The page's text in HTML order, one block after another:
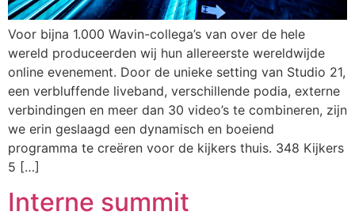
Voor bijna 1.000 Wavin-collega’s van over de hele
wereld produceerden wij hun allereerste wereldwijde
online evenement. Door de unieke setting van Studio 21,
een verbluffende liveband, verschillende podia, externe
verbindingen en meer dan 30 video’s te combineren, zijn
we erin geslaagd een dynamisch en boeiend
programma te creëren voor de kijkers thuis. 348 Kijkers
5 […]
Interne summit